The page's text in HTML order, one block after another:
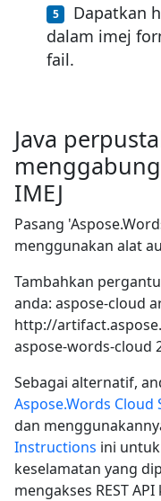
Dapatkan
dalam imej
fail.
Java
IMEJ
Pasang
menggunakan alat
Tambahkan
anda: aspose-cloud
http://
aspose-words-cloud
Sebagai alternatif,
Aspose.Words Cloud
dan
Instructions ini
keselamatan yang
mengakses REST API